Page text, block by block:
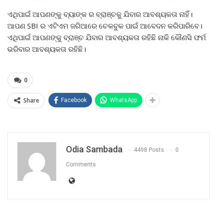
ଏଥିପାଇଁ ଆପଣଙ୍କୁ ବ୍ୟାଙ୍କ ର ବ୍ରାଞ୍ଚକୁ ଯିବାର ଆବଶ୍ୟକତା ନାହିଁ।
ଆପଣ SBI ର ଏଟିଏମ ଜରିଆରେ ଚେକବୁକ ପାଇଁ ଆବେଦନ କରିପାରିବେ।
ଏଥିପାଇଁ ଆପଣଙ୍କୁ ବ୍ରାଞ୍ଚ ଯିବାର ଆବଶ୍ୟକତା ରହିଛି ନାକି କୌଣସି ଫର୍ମ
ଭରିବାର ଆବଶ୍ୟକତା ରହିଛି।
0
Share Facebook WhatsApp
Odia Sambada 4498 Posts 0
Comments